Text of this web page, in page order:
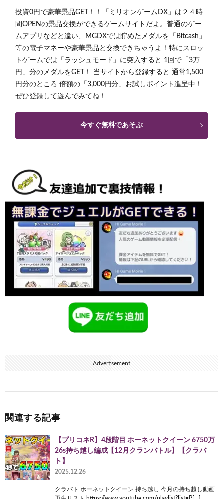
投資0円で豪華景品GET！！「ミリオンゲームDX」は２４時
間OPENの景品交換ができるゲームサイトだよ。普通のゲー
ムアプリなどと違い、MGDXでは貯めたメダルを「Bitcash」
等の電子マネーや豪華景品と交換できちゃうよ！特にスロッ
トゲームでは「ラッシュモード」に突入すると 1回で「3万
円」分のメダルをGET！ 当サイトから登録すると 通常1,500
円分のところ 倍額の「3,000円分」お試しポイント進呈中！
ぜひ登録して遊んでみてね！
今すぐ無料であそぶ
Advertisement
関連する記事
【プリコネR】4段階目 ホーネットクイーン 6750万
26s持ち越し編成【12月クランバトル】【クラバ
ト】
2025.12.26
クラバト ホーネットクイーン 持ち越し 今月の持ち越し動画